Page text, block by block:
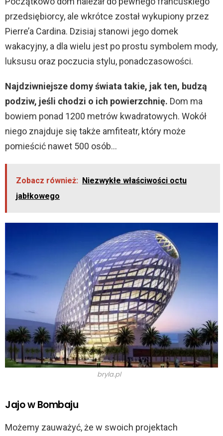
przedsiębiorcy, ale wkrótce został wykupiony przez
Pierre’a Cardina. Dzisiaj stanowi jego domek
wakacyjny, a dla wielu jest po prostu symbolem mody,
luksusu oraz poczucia stylu, ponadczasowości.
Najdziwniejsze domy świata takie, jak ten, budzą
podziw, jeśli chodzi o ich powierzchnię. Dom ma
bowiem ponad 1200 metrów kwadratowych. Wokół
niego znajduje się także amfiteatr, który może
pomieścić nawet 500 osób…
Zobacz również:
Niezwykłe właściwości octu
jabłkowego
bryla.pl
Jajo w Bombaju
Możemy zauważyć, że w swoich projektach